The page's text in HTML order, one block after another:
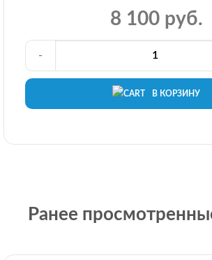
8 100 руб.
В КОРЗИНУ
-
Ранее